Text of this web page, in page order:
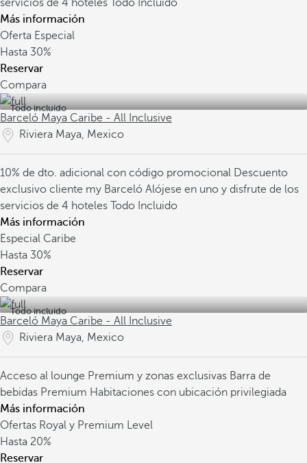
servicios de 4 hoteles Todo Incluido
Más información
Oferta Especial
Hasta 30%
Reservar
Compara
Todo incluido
Barceló Maya Caribe - All Inclusive
Riviera Maya, Mexico
10% de dto. adicional con código promocional Descuento
exclusivo cliente my Barceló Alójese en uno y disfrute de los
servicios de 4 hoteles Todo Incluido
Más información
Especial Caribe
Hasta 30%
Reservar
Compara
Todo incluido
Barceló Maya Caribe - All Inclusive
Riviera Maya, Mexico
Acceso al lounge Premium y zonas exclusivas Barra de
bebidas Premium Habitaciones con ubicación privilegiada
Más información
Ofertas Royal y Premium Level
Hasta 20%
Reservar